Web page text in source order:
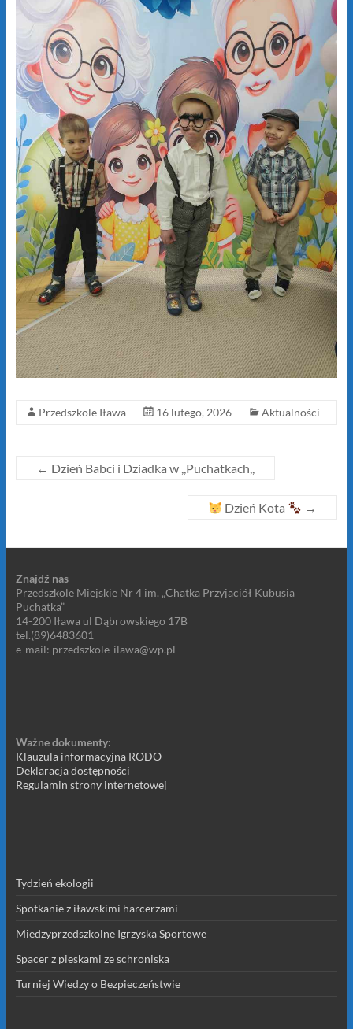
Przedszkole Iława 16 lutego, 2026 Aktualności
← Dzień Babci i Dziadka w ,,Puchatkach,,
Dzień Kota →
Znajdź nas
Przedszkole Miejskie Nr 4 im. „Chatka Przyjaciół Kubusia
Puchatka”
14-200 Iława ul Dąbrowskiego 17B
tel.(89)6483601
e-mail: przedszkole-ilawa@wp.pl
Ważne dokumenty:
Klauzula informacyjna RODO
Deklaracja dostępności
Regulamin strony internetowej
Tydzień ekologii
Spotkanie z iławskimi harcerzami
Miedzyprzedszkolne Igrzyska Sportowe
Spacer z pieskami ze schroniska
Turniej Wiedzy o Bezpieczeństwie